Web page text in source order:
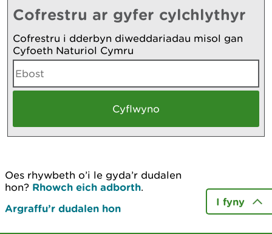
Cofrestru ar gyfer cylchlythyr
Cofrestru i dderbyn diweddariadau misol gan
Cyfoeth Naturiol Cymru
Oes rhywbeth o’i le gyda’r dudalen
hon? Rhowch eich adborth.
Argraffu’r dudalen hon
I fyny